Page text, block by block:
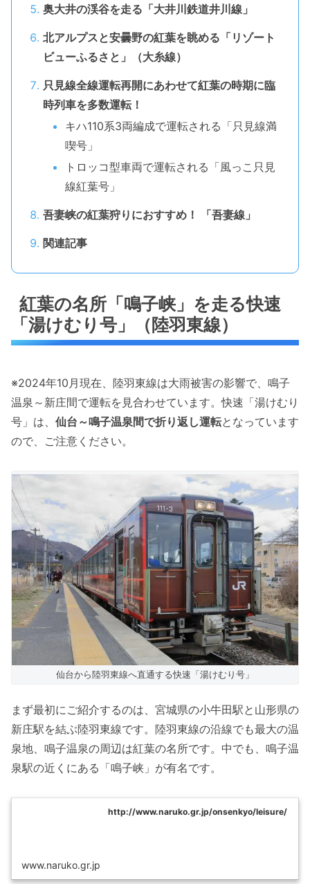
奥大井の渓谷を走る「大井川鉄道井川線」
北アルプスと安曇野の紅葉を眺める「リゾート
ビューふるさと」（大糸線）
只見線全線運転再開にあわせて紅葉の時期に臨
時列車を多数運転！
キハ110系3両編成で運転される「只見線満
喫号」
トロッコ型車両で運転される「風っこ只見
線紅葉号」
吾妻峡の紅葉狩りにおすすめ！ 「吾妻線」
関連記事
紅葉の名所「鳴子峡」を走る快速
「湯けむり号」（陸羽東線）
※2024年10月現在、陸羽東線は大雨被害の影響で、鳴子
温泉～新庄間で運転を見合わせています。快速「湯けむり
号」は、 仙台～鳴子温泉間で折り返し運転となっています
ので、ご注意ください。
仙台から陸羽東線へ直通する快速「湯けむり号」
まず最初にご紹介するのは、宮城県の小牛田駅と山形県の
新庄駅を結ぶ陸羽東線です。陸羽東線の沿線でも最大の温
泉地、鳴子温泉の周辺は紅葉の名所です。中でも、鳴子温
泉駅の近くにある「鳴子峡」が有名です。
http://www.naruko.gr.jp/onsenkyo/leisure/
www.naruko.gr.jp